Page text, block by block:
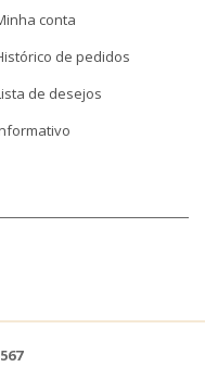
conta
de pedidos
de desejos